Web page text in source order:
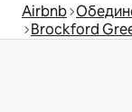
Airbnb
Brockford